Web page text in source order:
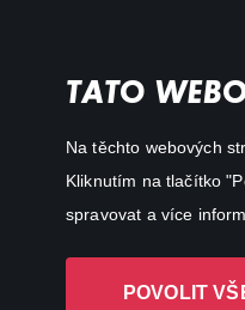
TATO
Na těchto webových
Kliknutím na tlačítko
spravovat a více
POVOLIT
Akční